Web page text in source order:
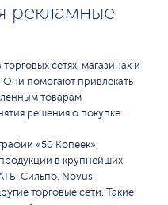
рекламные
сетях, магазинах и
Они помогают привлекать
товарам
решения о покупке.
«50 Копеек»,
в крупнейших
Сильпо, Novus,
торговые сети. Такие